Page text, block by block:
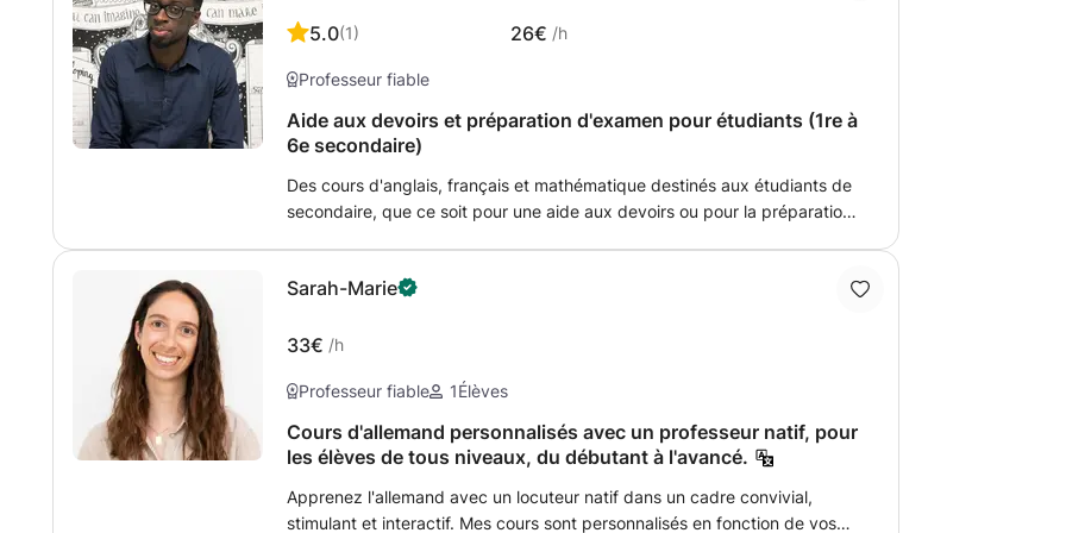
5.0(1) 26€ /h
Professeur fiable
Aide aux devoirs et préparation d'examen pour étudiants (1re à
6e secondaire)
Des cours d'anglais, français et mathématique destinés aux étudiants de
secondaire, que ce soit pour une aide aux devoirs ou pour la préparation
secondaire.
Sarah-Marie
33€ /h
Professeur fiable 1Élèves
Cours d'allemand personnalisés avec un professeur natif, pour
les élèves de tous niveaux, du débutant à l'avancé.
Apprenez l'allemand avec un locuteur natif dans un cadre convivial,
stimulant et interactif. Mes cours sont personnalisés en fonction de vos